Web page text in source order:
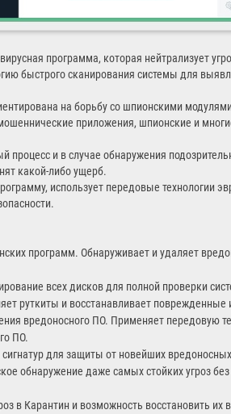
программа, которая нейтрализует
быстрого сканирования системы для
на борьбу со шпионскими
приложения, шпионские и
процесс и в случае обнаружения
какой-либо ущерб.
использует передовые технологии
программ. Обнаруживает и удаляет
всех дисков для полной проверки
руткиты и восстанавливает
вредоносного ПО. Применяет передовую
ПО.
для защиты от новейших
обнаружение даже самых стойких угроз
в Карантин и возможность восстановить их